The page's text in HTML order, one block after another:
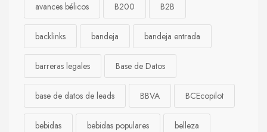
avances bélicos B200 B2B
backlinks bandeja bandeja entrada
barreras legales Base de Datos
base de datos de leads BBVA BCEcopilot
bebidas bebidas populares belleza